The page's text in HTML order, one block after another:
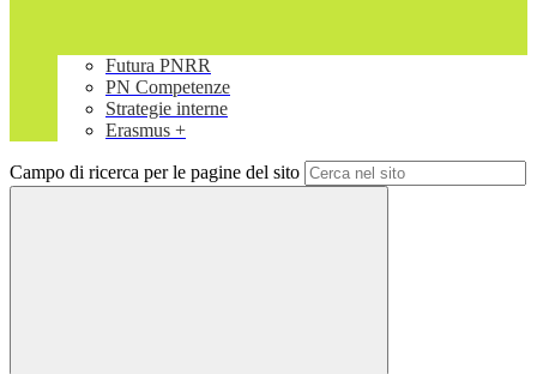
Futura PNRR
PN Competenze
Strategie interne
Erasmus +
Campo di ricerca per le pagine del sito